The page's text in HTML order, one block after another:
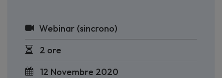
Webinar (sincrono)
2 ore
12 Novembre 2020